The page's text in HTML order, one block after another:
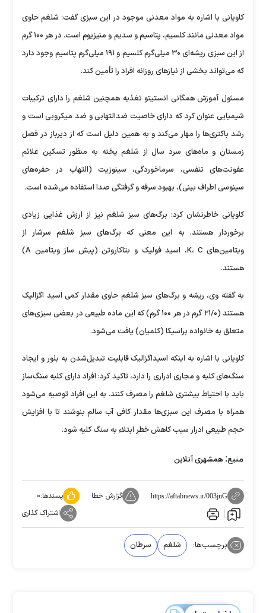
کاویانی با اشاره به مواد معدنی موجود در این سبزی گفت: شلغم حاوی
مواد معدنی مانند کلسیم، پتاسیم و سدیم و منیزیوم است. در هر ۱۰۰ گرم
از این سبزی ریشه‌ای ۳۰ میلی‌گرم کلسیم و ۱۹۱ میلی‌گرم پتاسیم وجود دارد
که می‌تواند بخشی از نیاز‌های روزانه افراد را تأمین کند.
مسئول آموزش همگانی انستیتو تغذیه همچنین شلغم را دارای ترکیبات
شیمیایی عنوان کرد که دارای خاصیت ضدالتهابی و ضد میکروبی است و
رشد باکتری‌ها را مهار می‌کند و به همین دلیل است که از دیرباز در فصل
زمستان و ماه‌های سرد سال از شلغم پخته به منظور تسکین علائم
عفونت‌های تنفسی، سرماخوردگی، سینوزیت (التهاب در حفره‌های
سینوسی اطراف بینی)، بهبود سرفه و گرفتگی صدا استفاده می‌شده است.
کاویانی خاطرنشان کرد: برگ‌های سبز شلغم نیز از ارزش غذایی زیادی
برخوردار هستند. به این معنی که برگ‌های سبز شلغم سرشار از
ویتامین‌های K، C، اسید فولیک و بتاکاروتن (پیش ساز ویتامین A)
هستند.
به گفته وی، ریشه و برگ‌های سبز شلغم حاوی مقدار کمی اسید اگزالیک
هستند (۲۱/۰ گرم در هر ۱۰۰ گرم) که این ماده طبیعی در بعضی سبزی‌های
متعلق به خانواده براسیکا (کلمیان) یافت می‌شود.
کاویانی با اشاره به اینکه اسیداگزالیک قابلیت تبدیل‌شدن به بلور و ایجاد
سنگ‌های کلیه و مجاری ادراری را دارد، تاکید کرد: افراد دارای کلیه سنگ‌ساز
باید با احتیاط بیشتری شلغم را مصرف کنند. به این افراد توصیه می‌شود
همراه با مصرف این سبزی‌ها مقدار کافی آب سالم بنوشند تا با افزایش
حجم طبیعی ادرار سبب کاهش خطر ابتلاء به سنگ کلیه شود.
منبع: همشهری آنلاین
https://aftabnews.ir/003jnG گزارش خطا پسندها:۰
اشتراک گذاری
برچسب‌ها: شلغم سرطان